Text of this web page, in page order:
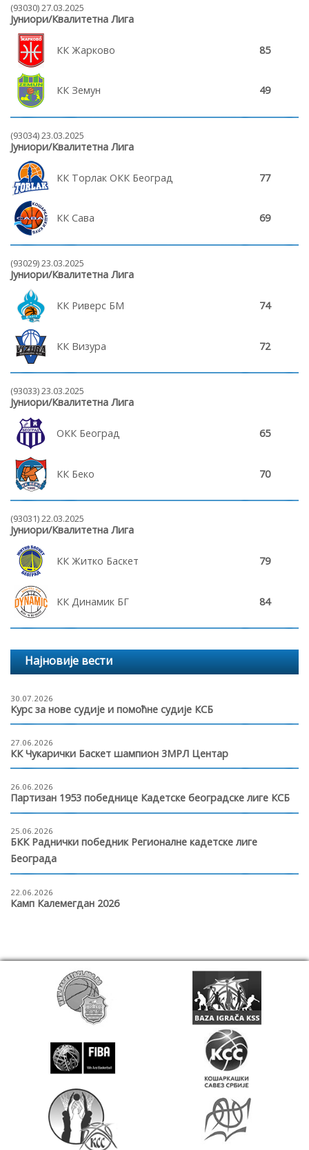
(93030) 27.03.2025
Јуниори/Квалитетна Лига
КК Жарково 85
КК Земун 49
(93034) 23.03.2025
Јуниори/Квалитетна Лига
КК Торлак ОКК Београд 77
КК Сава 69
(93029) 23.03.2025
Јуниори/Квалитетна Лига
КК Риверс БМ 74
КК Визура 72
(93033) 23.03.2025
Јуниори/Квалитетна Лига
ОКК Београд 65
КК Беко 70
(93031) 22.03.2025
Јуниори/Квалитетна Лига
КК Житко Баскет 79
КК Динамик БГ 84
Најновије вести
30.07.2026
Курс за нове судије и помоћне судије КСБ
27.06.2026
КК Чукарички Баскет шампион 3МРЛ Центар
26.06.2026
Партизан 1953 победнице Кадетске београдске лиге КСБ
25.06.2026
БКК Раднички победник Регионалне кадетске лиге
Београда
22.06.2026
Камп Калемегдан 2026